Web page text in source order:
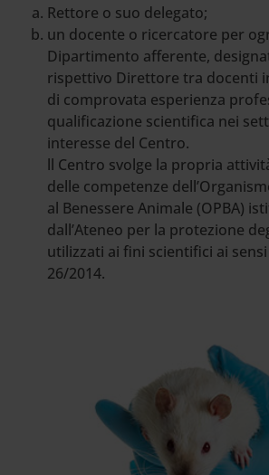
Rettore o suo delegato;
un docente o ricercatore per
Dipartimento afferente,
rispettivo Direttore tra docenti
di comprovata esperienza
qualificazione scientifica nei
interesse del Centro.
ll Centro svolge la propria
delle competenze
al Benessere Animale (OPBA)
dall’Ateneo per la protezione
utilizzati ai fini scientifici ai sensi
26/2014.